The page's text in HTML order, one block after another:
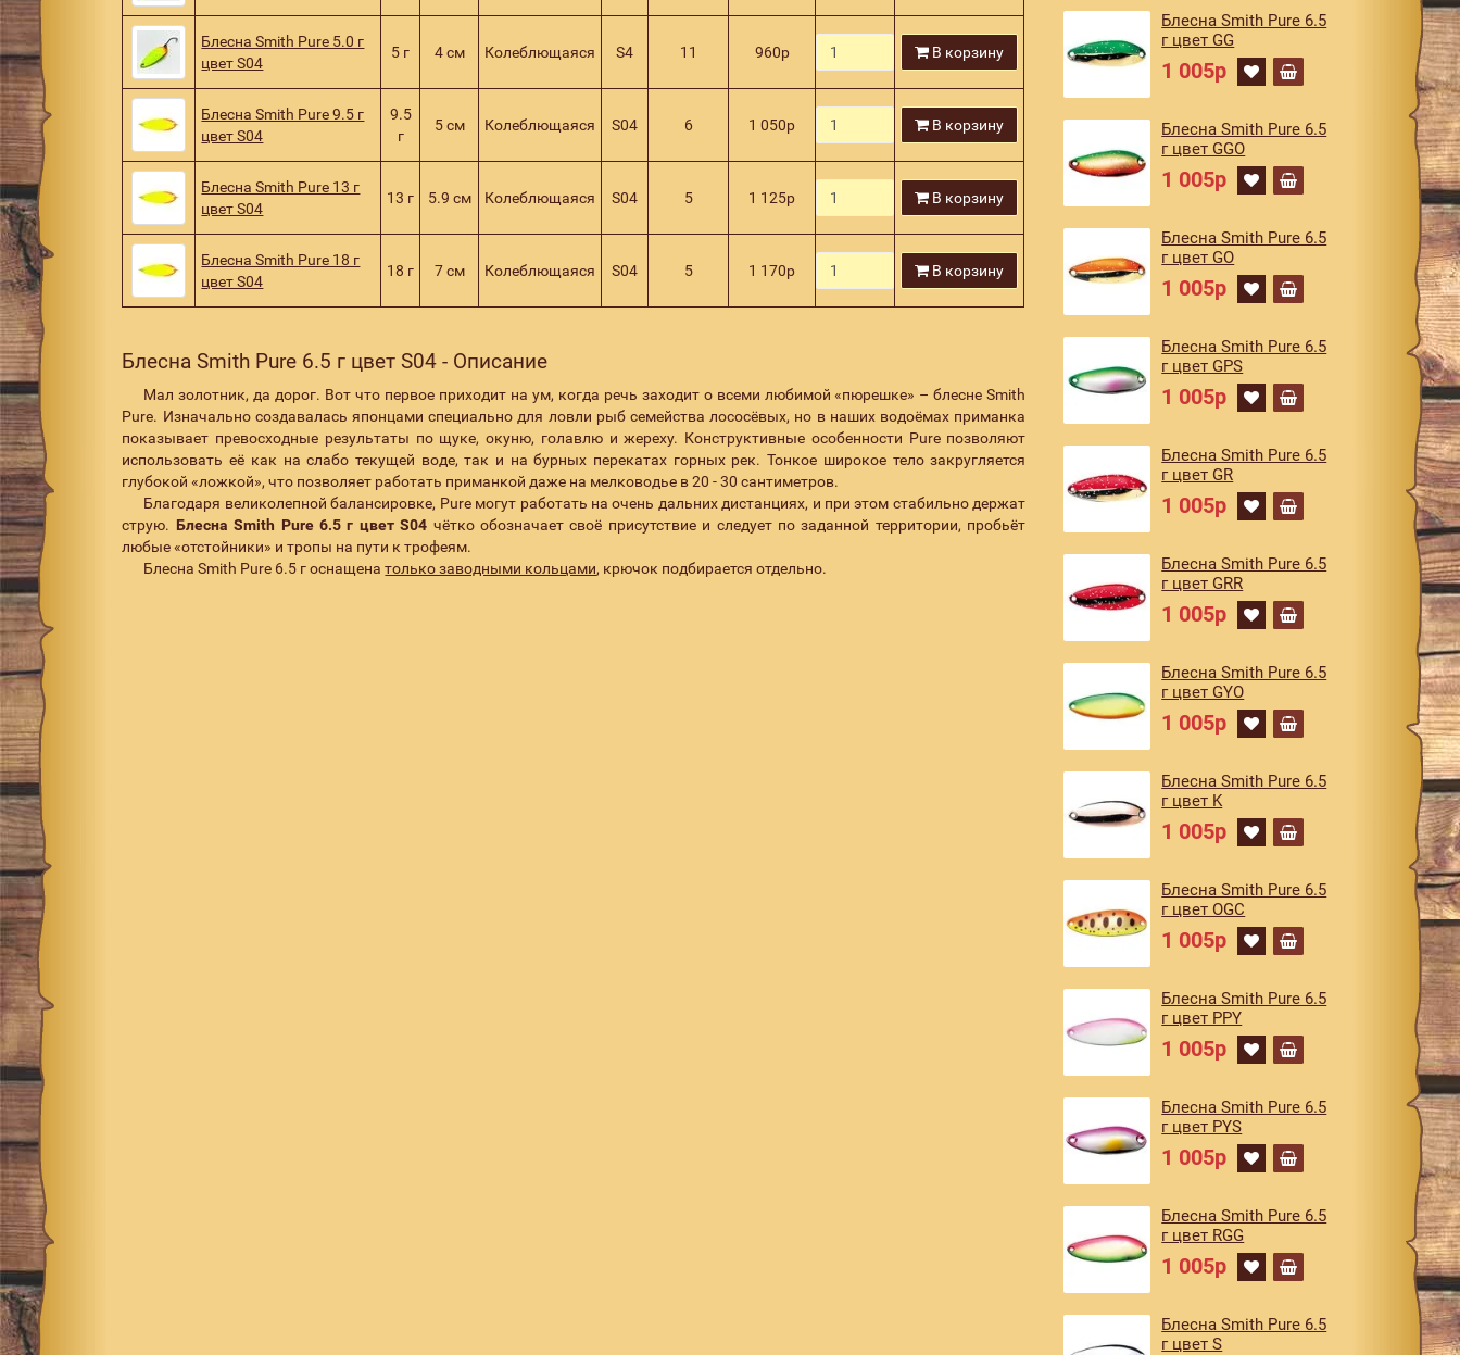
Блесна Smith Pure 5.0 г
цвет S04
5 г 4 см Колеблющаяся S4 11 960р В корзину
Блесна Smith Pure 9.5 г
цвет S04
9.5
г
5 см Колеблющаяся S04 6 1 050р В корзину
Блесна Smith Pure 13 г
цвет S04
13 г 5.9 см Колеблющаяся S04 5 1 125р В корзину
Блесна Smith Pure 18 г
цвет S04
18 г 7 см Колеблющаяся S04 5 1 170р В корзину
Блесна Smith Pure 6.5 г цвет S04 - Описание
Мал золотник, да дорог. Вот что первое приходит на ум, когда речь заходит о всеми любимой «пюрешке» – блесне Smith
Pure. Изначально создавалась японцами специально для ловли рыб семейства лососёвых, но в наших водоёмах приманка
показывает превосходные результаты по щуке, окуню, голавлю и жереху. Конструктивные особенности Pure позволяют
использовать её как на слабо текущей воде, так и на бурных перекатах горных рек. Тонкое широкое тело закругляется
глубокой «ложкой», что позволяет работать приманкой даже на мелководье в 20 - 30 сантиметров.
Благодаря великолепной балансировке, Pure могут работать на очень дальних дистанциях, и при этом стабильно держат
струю. Блесна Smith Pure 6.5 г цвет S04 чётко обозначает своё присутствие и следует по заданной территории, пробьёт
любые «отстойники» и тропы на пути к трофеям.
Блесна Smith Pure 6.5 г оснащенатолько заводными кольцами, крючок подбирается отдельно.
Блесна Smith Pure 6.5
г цвет GG
1 005р
Блесна Smith Pure 6.5
г цвет GGO
1 005р
Блесна Smith Pure 6.5
г цвет GO
1 005р
Блесна Smith Pure 6.5
г цвет GPS
1 005р
Блесна Smith Pure 6.5
г цвет GR
1 005р
Блесна Smith Pure 6.5
г цвет GRR
1 005р
Блесна Smith Pure 6.5
г цвет GYO
1 005р
Блесна Smith Pure 6.5
г цвет K
1 005р
Блесна Smith Pure 6.5
г цвет OGC
1 005р
Блесна Smith Pure 6.5
г цвет PPY
1 005р
Блесна Smith Pure 6.5
г цвет PYS
1 005р
Блесна Smith Pure 6.5
г цвет RGG
1 005р
Блесна Smith Pure 6.5
г цвет S